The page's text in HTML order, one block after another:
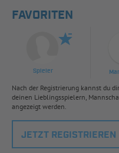
FAVORITEN
Spieler
Nach der Registrierung kannst du
deinen Lieblingsspielern,
angezeigt werden.
JETZT REGISTRIEREN